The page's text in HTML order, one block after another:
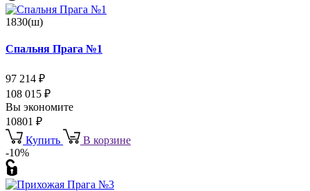
1830(ш)
Спальня Прага №1
97 214 ₽
108 015 ₽
Вы экономите
10801 ₽
Купить
В корзине
-10%